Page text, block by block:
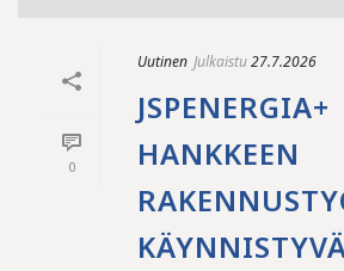
0
Uutinen Julkaistu27.7.2026
JSPENERGIA+
HANKKEEN